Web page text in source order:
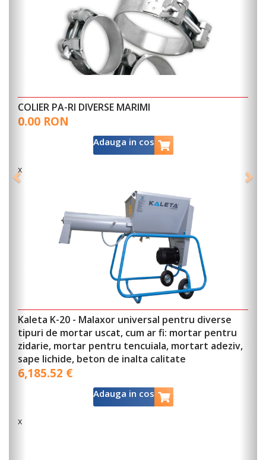
COLIER PA-RI DIVERSE MARIMI
0.00 RON
Adauga in cos
x
Kaleta K-20 - Malaxor universal pentru diverse
tipuri de mortar uscat, cum ar fi: mortar pentru
zidarie, mortar pentru tencuiala, mortart adeziv,
sape lichide, beton de inalta calitate
6,185.52 €
Adauga in cos
x